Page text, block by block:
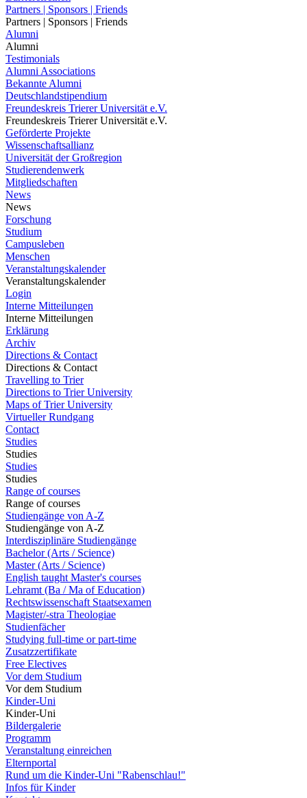
Partners | Sponsors | Friends
Partners | Sponsors | Friends
Alumni
Alumni
Testimonials
Alumni Associations
Bekannte Alumni
Deutschlandstipendium
Freundeskreis Trierer Universität e.V.
Freundeskreis Trierer Universität e.V.
Geförderte Projekte
Wissenschaftsallianz
Universität der Großregion
Studierendenwerk
Mitgliedschaften
News
News
Forschung
Studium
Campusleben
Menschen
Veranstaltungskalender
Veranstaltungskalender
Login
Interne Mitteilungen
Interne Mitteilungen
Erklärung
Archiv
Directions & Contact
Directions & Contact
Travelling to Trier
Directions to Trier University
Maps of Trier University
Virtueller Rundgang
Contact
Studies
Studies
Studies
Studies
Range of courses
Range of courses
Studiengänge von A-Z
Studiengänge von A-Z
Interdisziplinäre Studiengänge
Bachelor (Arts / Science)
Master (Arts / Science)
English taught Master's courses
Lehramt (Ba / Ma of Education)
Rechtswissenschaft Staatsexamen
Magister/-stra Theologiae
Studienfächer
Studying full-time or part-time
Zusatzzertifikate
Free Electives
Vor dem Studium
Vor dem Studium
Kinder-Uni
Kinder-Uni
Bildergalerie
Programm
Veranstaltung einreichen
Elternportal
Rund um die Kinder-Uni "Rabenschlau!"
Infos für Kinder